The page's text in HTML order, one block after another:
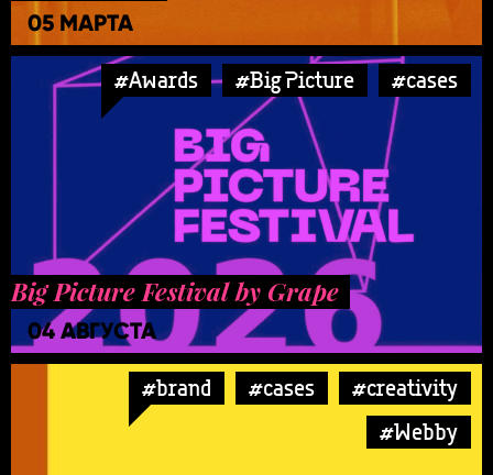
05 МАРТА
#Awards #Big Picture #cases
Big Picture Festival by Grape
04 АВГУСТА
#brand #cases
#creativity
#Webby